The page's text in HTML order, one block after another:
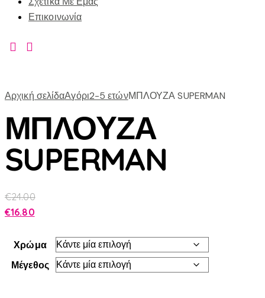
Επικοινωνία
Αρχική σελίδαΑγόρι2-5 ετώνΜΠΛΟΥΖΑ SUPERMAN
ΜΠΛΟΥΖΑ
SUPERMAN
€24.00
€16.80
Χρώμα
Μέγεθος